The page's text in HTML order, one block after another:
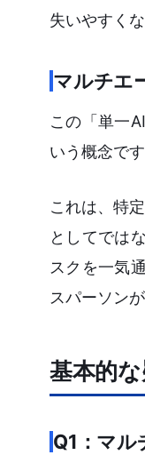
失いやすく
マルチエ
この「単一
いう概念です
これは、特
としてでは
スクを一気
スパーソン
基本的
Q1：マル